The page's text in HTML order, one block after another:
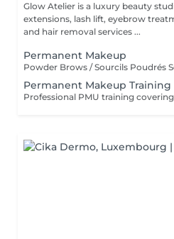
Glow Atelier is a luxury beauty
extensions, lash lift, eyebrow
and hair removal services ...
Permanent Makeup
Permanent Makeup Training